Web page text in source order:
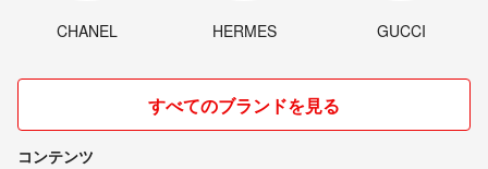
CHANEL HERMES GUCCI
すべてのブランドを見る
コンテンツ